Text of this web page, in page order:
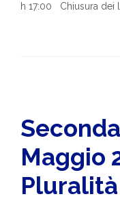
h 17:00 Chiusura dei
Maggio